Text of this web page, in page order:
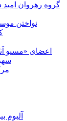
گروه رهروان
نواختن
اعضای «مسیو
آلبوم